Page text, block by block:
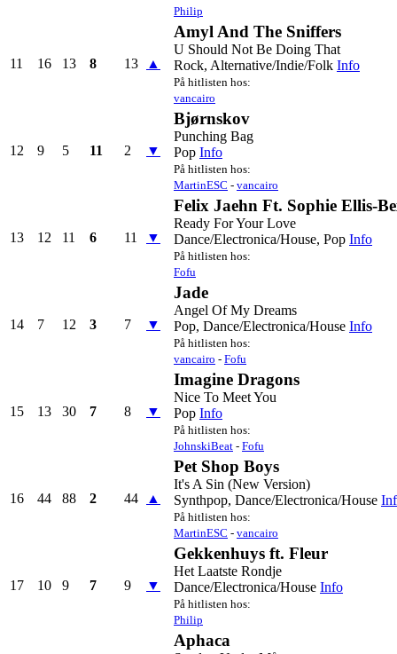
Philip
11 16 13 8 13 ▲
Amyl And The Sniffers
U Should Not Be Doing That
Rock, Alternative/Indie/Folk Info
På hitlisten hos:
vancairo
12 9 5 11 2 ▼
Bjørnskov
Punching Bag
Pop Info
På hitlisten hos:
MartinESC - vancairo
13 12 11 6 11 ▼
Felix Jaehn Ft. Sophie Ellis-
Ready For Your Love
Dance/Electronica/House, Pop Info
På hitlisten hos:
Fofu
14 7 12 3 7 ▼
Jade
Angel Of My Dreams
Pop, Dance/Electronica/House Info
På hitlisten hos:
vancairo - Fofu
15 13 30 7 8 ▼
Imagine Dragons
Nice To Meet You
Pop Info
På hitlisten hos:
JohnskiBeat - Fofu
16 44 88 2 44 ▲
Pet Shop Boys
It's A Sin (New Version)
Synthpop, Dance/Electronica/House
På hitlisten hos:
MartinESC - vancairo
17 10 9 7 9 ▼
Gekkenhuys ft. Fleur
Het Laatste Rondje
Dance/Electronica/House Info
På hitlisten hos:
Philip
Aphaca